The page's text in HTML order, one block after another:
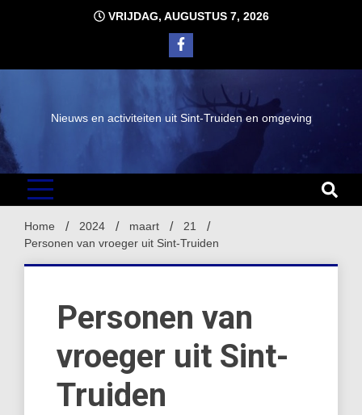
VRIJDAG, AUGUSTUS 7, 2026
Nieuws en activiteiten uit Sint-Truiden en omgeving
Home 2024 maart
21
Personen van vroeger uit Sint-Truiden
Personen van
vroeger uit Sint-
Truiden